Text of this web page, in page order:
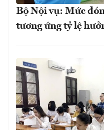
Bộ Nội vụ: Mức
tương ứng tỷ lệ